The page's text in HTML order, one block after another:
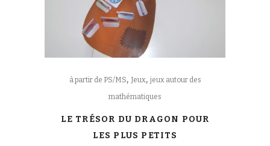
à partir de PS/MS, Jeux, jeux autour des
mathématiques
LE TRÉSOR DU DRAGON POUR
LES PLUS PETITS